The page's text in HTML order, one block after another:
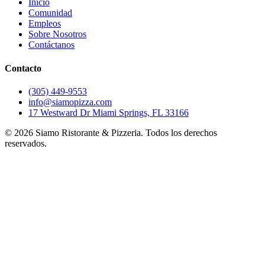
Inicio
Comunidad
Empleos
Sobre Nosotros
Contáctanos
Contacto
(305) 449-9553
info@siamopizza.com
17 Westward Dr Miami Springs, FL 33166
© 2026 Siamo Ristorante & Pizzeria. Todos los derechos
reservados.